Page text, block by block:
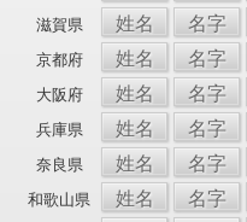
滋賀県 姓名 名字
京都府 姓名 名字
大阪府 姓名 名字
兵庫県 姓名 名字
奈良県 姓名 名字
和歌山県 姓名 名字